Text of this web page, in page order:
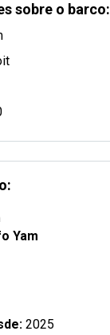
sobre o barco:
Yam
2025